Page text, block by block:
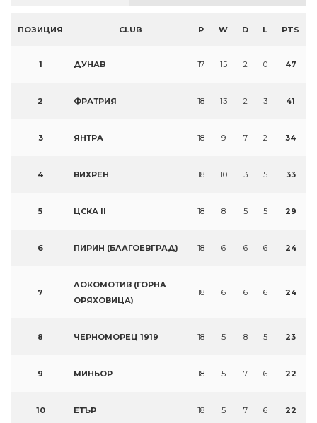
ПОЗИЦИЯ CLUB P W D L PTS
1 ДУНАВ 17 15 2 0 47
2 ФРАТРИЯ 18 13 2 3 41
3 ЯНТРА 18 9 7 2 34
4 ВИХРЕН 18 10 3 5 33
5 ЦСКА II 18 8 5 5 29
6 ПИРИН (БЛАГОЕВГРАД) 18 6 6 6 24
7
ЛОКОМОТИВ (ГОРНА
ОРЯХОВИЦА)
18 6 6 6 24
8 ЧЕРНОМОРЕЦ 1919 18 5 8 5 23
9 МИНЬОР 18 5 7 6 22
10 ЕТЪР 18 5 7 6 22